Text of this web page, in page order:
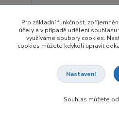
Vymezovací podložky 2,0 a
Pro základní funkčnost,
účely a v případě udělení
využíváme soubory cookies.
cookies můžete kdykoli upravit
Nastavení
Souhlas můžete